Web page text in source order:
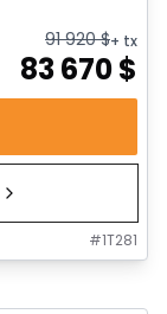
91 920$+ tx
83 670$
#1T281